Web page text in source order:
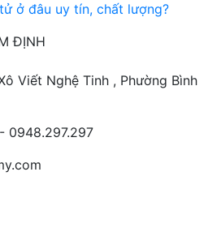
ở đâu uy tín, chất lượng?
ĐỊNH
Viết Nghệ Tinh , Phường Bình
0948.297.297